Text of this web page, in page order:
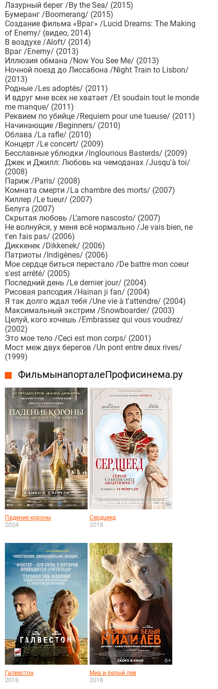
Лазурный берег /By the Sea/ (2015)
Бумеранг /Boomerang/ (2015)
Создание фильма «Враг» /Lucid Dreams: The Making
of Enemy/ (видео, 2014)
В воздухе /Aloft/ (2014)
Враг /Enemy/ (2013)
Иллюзия обмана /Now You See Me/ (2013)
Ночной поезд до Лиссабона /Night Train to Lisbon/
(2013)
Родные /Les adoptés/ (2011)
И вдруг мне всех не хватает /Et soudain tout le monde
me manque/ (2011)
Реквием по убийце /Requiem pour une tueuse/ (2011)
Начинающие /Beginners/ (2010)
Облава /La rafle/ (2010)
Концерт /Le concert/ (2009)
Бесславные ублюдки /Inglourious Basterds/ (2009)
Джек и Джилл: Любовь на чемоданах /Jusqu'à toi/
(2008)
Париж /Paris/ (2008)
Комната смерти /La chambre des morts/ (2007)
Киллер /Le tueur/ (2007)
Белуга (2007)
Скрытая любовь /L'amore nascosto/ (2007)
Не волнуйся, у меня всё нормально /Je vais bien, ne
t'en fais pas/ (2006)
Диккенек /Dikkenek/ (2006)
Патриоты /Indigènes/ (2006)
Мое сердце биться перестало /De battre mon coeur
s'est arrêté/ (2005)
Последний день /Le dernier jour/ (2004)
Рисовая рапсодия /Hainan ji fan/ (2004)
Я так долго ждал тебя /Une vie à t'attendre/ (2004)
Максимальный экстрим /Snowboarder/ (2003)
Целуй, кого хочешь /Embrassez qui vous voudrez/
(2002)
Это мое тело /Ceci est mon corps/ (2001)
Мост меж двух берегов /Un pont entre deux rives/
(1999)
Фильмы на портале Профисинема.ру
Падение короны
2024
Сердцеед
2018
Галвестон
2018
Миа и белый лев
2018